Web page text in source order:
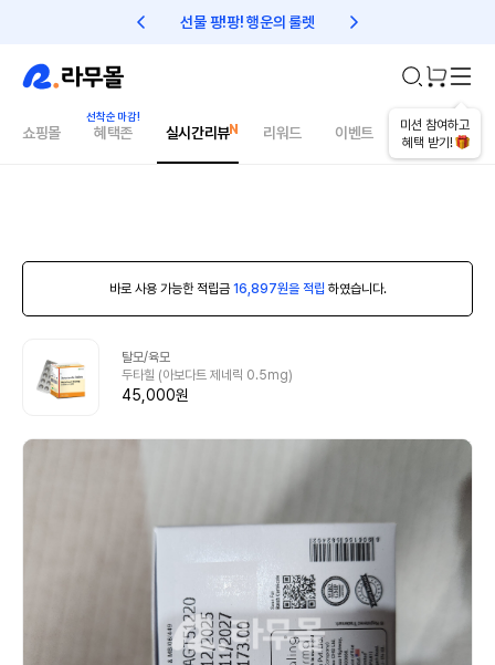
선물 팡!팡! 행운의 룰렛 친구초대 1만원 리워드!
미션 참여하고
혜택 받기!
쇼핑몰 혜택존 실시간리뷰 리워드 이벤트 건강매거진
바로 사용 가능한 적립금 16,897원을 적립 하였습니다.
탈모/육모
두타힐 (아보다트 제네릭 0.5mg)
45,000원